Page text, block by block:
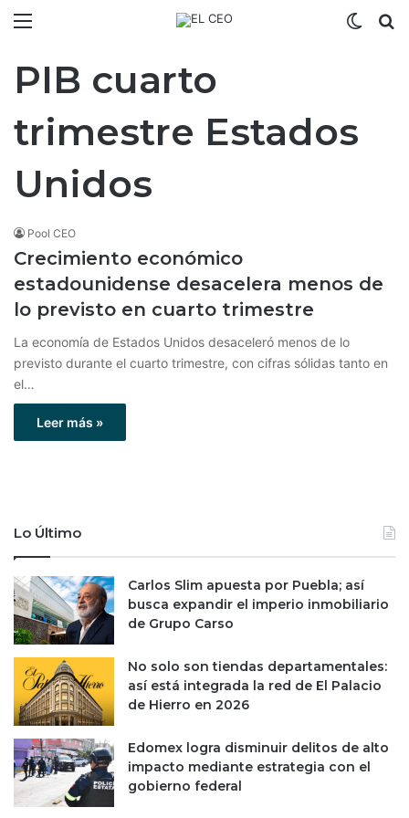
PIB cuarto
trimestre Estados
Unidos
Pool CEO
Crecimiento económico
estadounidense desacelera menos de
lo previsto en cuarto trimestre
La economía de Estados Unidos desaceleró menos de lo
previsto durante el cuarto trimestre, con cifras sólidas tanto en
el…
Leer más »
Lo Último
Carlos Slim apuesta por Puebla; así
busca expandir el imperio inmobiliario
de Grupo Carso
No solo son tiendas departamentales:
así está integrada la red de El Palacio
de Hierro en 2026
Edomex logra disminuir delitos de alto
impacto mediante estrategia con el
gobierno federal